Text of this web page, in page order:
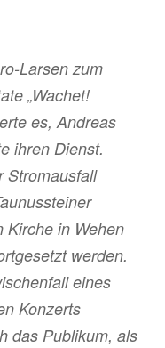
Larsen zum
„Wachet!
es, Andreas
ihren Dienst.
Stromausfall
Kirche in Wehen
werden.
eines
Konzerts
das Publikum, als